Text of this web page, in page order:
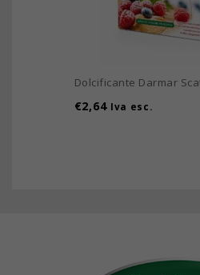
Dolcificante Darmar
€2,64 Iva esc.